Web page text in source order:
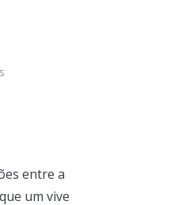
entre a
um vive